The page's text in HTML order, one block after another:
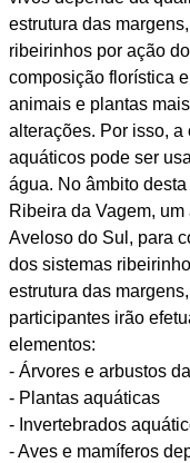
estrutura das
ribeirinhos por ação
composição florística
animais e plantas
alterações. Por isso,
aquáticos pode ser
água. No âmbito
Ribeira da Vagem,
Aveloso do Sul, para
dos sistemas
estrutura das
participantes irão
elementos:
- Árvores e arbustos
- Plantas aquáticas
- Invertebrados
- Aves e mamíferos